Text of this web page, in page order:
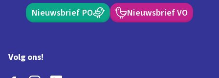
Nieuwsbrief PO Nieuwsbrief VO
Volg ons!